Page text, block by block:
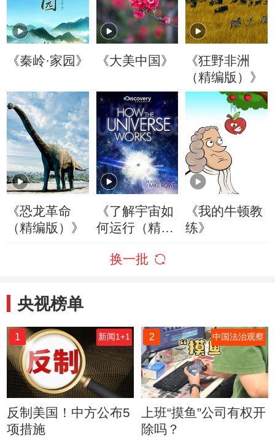
《秦岭·家园》 《大美中国》
《狂野非洲
（精编版）》
《恐龙革命
（精编版）》
《了解宇宙如
何运行（精编
《我的牛顿教
练》
换一批
央视榜单
1 新闻1+1
反制美国！中方公布5
项措施
2 中国法治观察
上班“摸鱼”公司有权开
除吗？